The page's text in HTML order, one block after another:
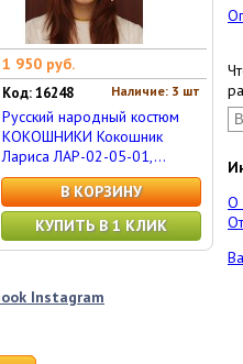
1 950 руб.
Наличие: 3 шт
Код: 16248
Русский народный костюм
КОКОШНИКИ Кокошник
Лариса ЛАР-02-05-01,...
В КОРЗИНУ
КУПИТЬ В 1 КЛИК
О
Instagram